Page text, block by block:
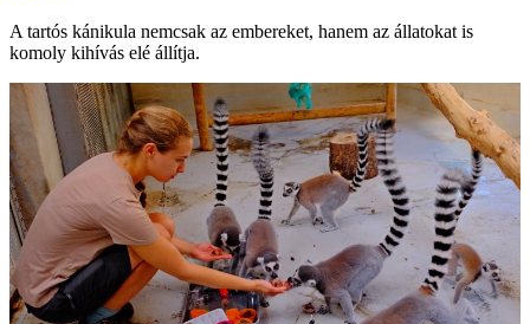
A tartós kánikula nemcsak az embereket, hanem az állatokat is
komoly kihívás elé állítja.